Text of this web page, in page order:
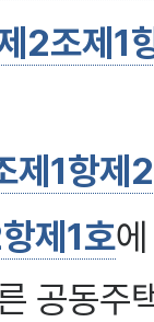
제2조제
제1항제
제1호
공동주